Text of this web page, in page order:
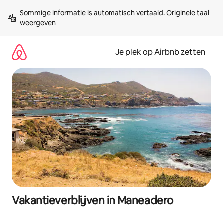
direct
naar
Sommige informatie is automatisch vertaald. Originele taal
weergeven
Je plek op Airbnb zetten
Vakantieverblijven in Maneadero